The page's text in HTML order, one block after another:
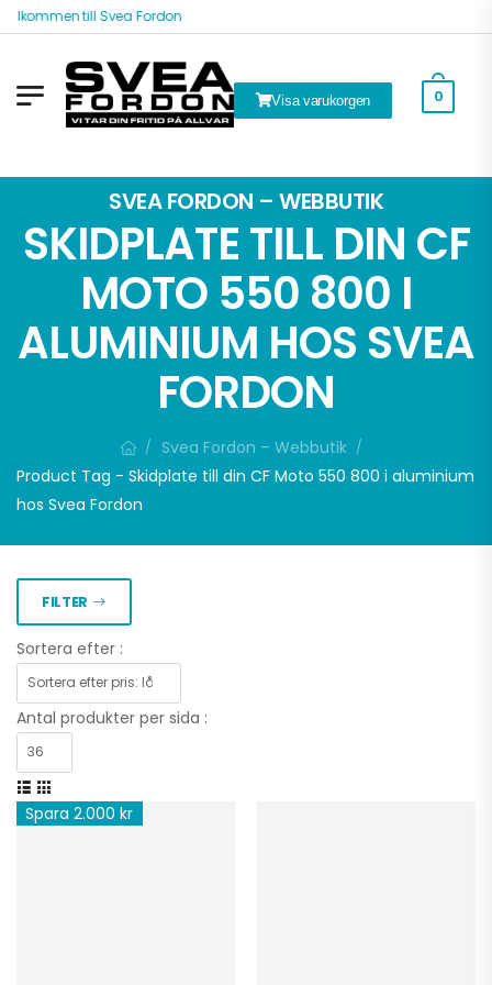
till Svea Fordon
Visa varukorgen 0
SVEA FORDON – WEBBUTIK
SKIDPLATE TILL DIN CF
MOTO 550 800 I
ALUMINIUM HOS SVEA
FORDON
/ Svea Fordon – Webbutik /
Product Tag - Skidplate till din CF Moto 550 800 i aluminium
hos Svea Fordon
FILTER
Sortera efter :
Antal produkter per sida :
Spara 2.000 kr